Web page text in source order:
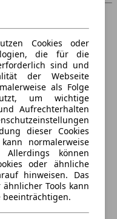
Cookies oder
die für die
sind und
der Webseite
als Folge
um wichtige
Aufrechterhalten
dieser Cookies
normalerweise
können
oder ähnliche
hinweisen. Das
Tools kann
beeinträchtigen.